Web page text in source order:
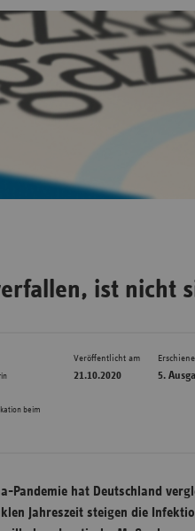
der
Hessen
ist nicht
beim
Veröffentlicht am
21.10.2020 5.
Pandemie hat Deutschland
Jahreszeit steigen die